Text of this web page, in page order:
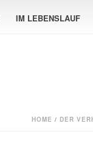
IM LEBENSLAUF
HOME / DER